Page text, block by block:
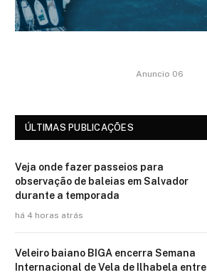
Anuncio 06
ÚLTIMAS PUBLICAÇÕES
Veja onde fazer passeios para
observação de baleias em Salvador
durante a temporada
há 4 horas atrás
Veleiro baiano BIGA encerra Semana
Internacional de Vela de Ilhabela entre